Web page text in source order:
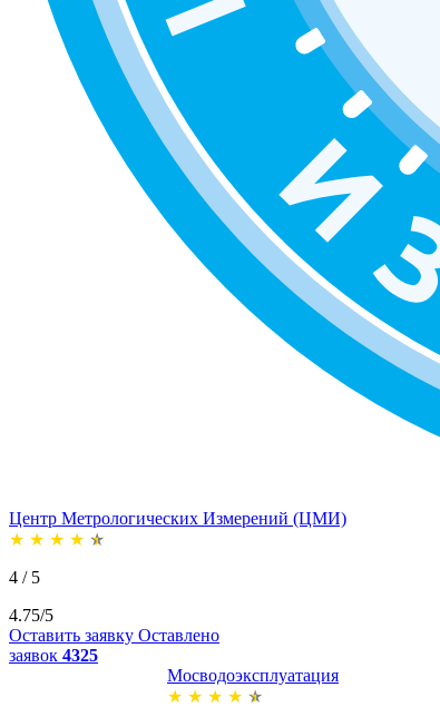
Центр Метрологических Измерений (ЦМИ)
★ ★ ★ ★ ★
4 / 5
4.75/5
Оставить заявку Оставлено
заявок 4325
Мосводоэксплуатация
★ ★ ★ ★ ★